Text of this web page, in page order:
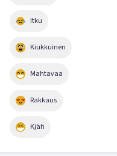
Itku
Kiukkuinen
Mahtavaa
Rakkaus
Kjäh